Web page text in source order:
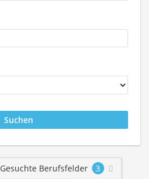
Gesuchte Berufsfelder
3